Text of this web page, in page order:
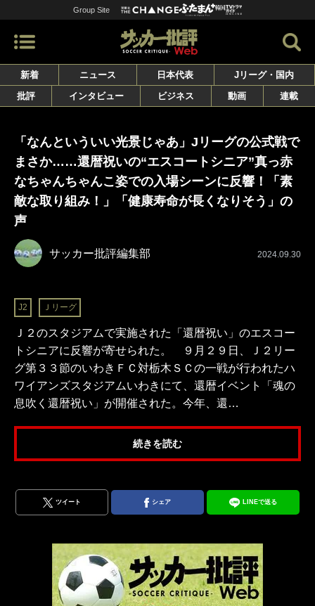
Group Site
新着 ニュース 日本代表
Jリーグ・国内
批評
インタビュー ビジネス 動画 連載
「なんといういい光景じゃあ」Jリーグの公式戦で
まさか……還暦祝いの“エスコートシニア”真っ赤
なちゃんちゃんこ姿での入場シーンに反響！「素
敵な取り組み！」「健康寿命が長くなりそう」の
声
サッカー批評編集部 2024.09.30
J2 Ｊリーグ
Ｊ２のスタジアムで実施された「還暦祝い」のエスコー
トシニアに反響が寄せられた。 ９月２９日、Ｊ２リー
グ第３３節のいわきＦＣ対栃木ＳＣの一戦が行われたハ
ワイアンズスタジアムいわきにて、還暦イベント「魂の
息吹く還暦祝い」が開催された。今年、還…
続きを読む
ツイート シェア LINEで送る